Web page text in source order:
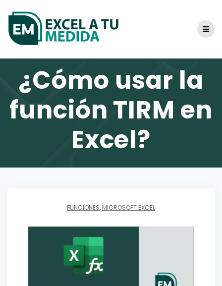
content
¿Cómo usar la
función TIRM en
Excel?
FUNCIONES, MICROSOFT EXCEL